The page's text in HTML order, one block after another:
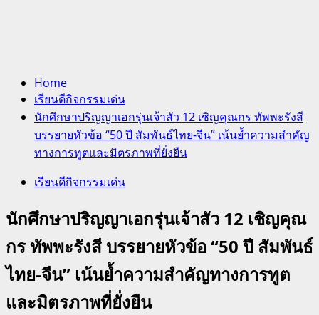
Home
เรียนดีกิจกรรมเด่น
นักศึกษาปริญญาเอกรุ่นเจ้าสัว 12 เชิญคุณกร ทัพพะรังสี
บรรยายหัวข้อ “50 ปี สัมพันธ์ไทย-จีน” เน้นย้ำความสำคัญ
ทางการทูตและมิตรภาพที่ยั่งยืน
เรียนดีกิจกรรมเด่น
นักศึกษาปริญญาเอกรุ่นเจ้าสัว 12 เชิญคุณ
กร ทัพพะรังสี บรรยายหัวข้อ “50 ปี สัมพันธ์
ไทย-จีน” เน้นย้ำความสำคัญทางการทูต
และมิตรภาพที่ยั่งยืน